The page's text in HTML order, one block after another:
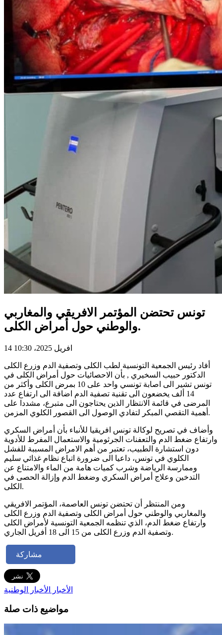
تونس تحتضن المؤتمر الافريقي والمغاربي
والوطني حول أمراض الكلى.
14 افريل 2025، 10:30
أفاد رئيس الجمعية التونسية لطب الكلى وتصفية الدم وزرع الكلى
الدكتور حبيب السخيري , بأن الاحصائيات حول أمراض الكلى في
تونس تشير الى اصابة تونسي واحد على 10 بمرض الكلى وأكثر من
14 ألف يخضعون الى تقنية تصفية الدم اضافة الى ارتفاع عدد
المرضى في قائمة الانتظار الذين يحتاجون الى متبرع، مشددا على
أهمية التقصي المبكر لتفادي الوصول الى القصور الكلوي المزمن.
وأضاف في تصريح لوكالة تونس افريقيا للأنباء بأن أمراض السكري
وارتفاع ضغط الدم والتعفنات الجرثومية والاستعمال المفرط للأدوية
دون استشارة الطبيب، تعتبر من أهم الامراض المسببة للفشل
الكلوي في تونس، داعيا الى ضرورة اتباع نظام غذائي سليم
وممارسة الرياضة وشرب كميات هامة من الماء والامتناع عن
التدخين وعلاج أمراض السكري وضغط الدم وإزالة الحصى في
الكلى.
ومن المنتظر أن تحتضن تونس العاصمة، المؤتمر الافريقي
والمغاربي والوطني حول أمراض الكلى وتصفية الدم وزرع الكلى
وارتفاع ضغط الدم، الذي تنظمه الجمعية التونسية لأمراض الكلى
وتصفية الدم وزرع الكلى من 15 الى 18 أفريل الجاري.
مشاركة
الأخبار الأخبار الوطنية
مواضيع ذات صلة